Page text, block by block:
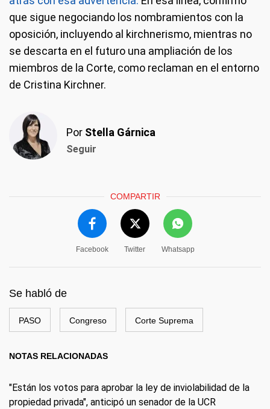
que sigue negociando los nombramientos con la
oposición, incluyendo al kirchnerismo, mientras no
se descarta en el futuro una ampliación de los
miembros de la Corte, como reclaman en el entorno
de Cristina Kirchner.
Por Stella Gárnica
Seguir
COMPARTIR
Facebook Twitter Whatsapp
Se habló de
PASO Congreso Corte Suprema
NOTAS RELACIONADAS
"Están los votos para aprobar la ley de inviolabilidad de la
propiedad privada", anticipó un senador de la UCR